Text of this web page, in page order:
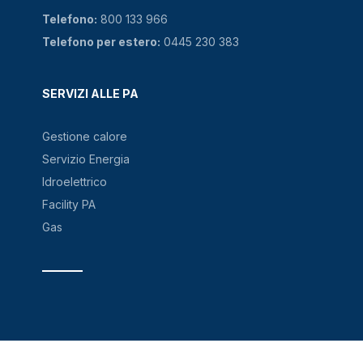
SERVIZI ALLE PA
Gestione calore
Servizio Energia
Idroelettrico
Facility PA
Gas
Telefono: 800 133 966
Telefono per estero: 0445 230 383